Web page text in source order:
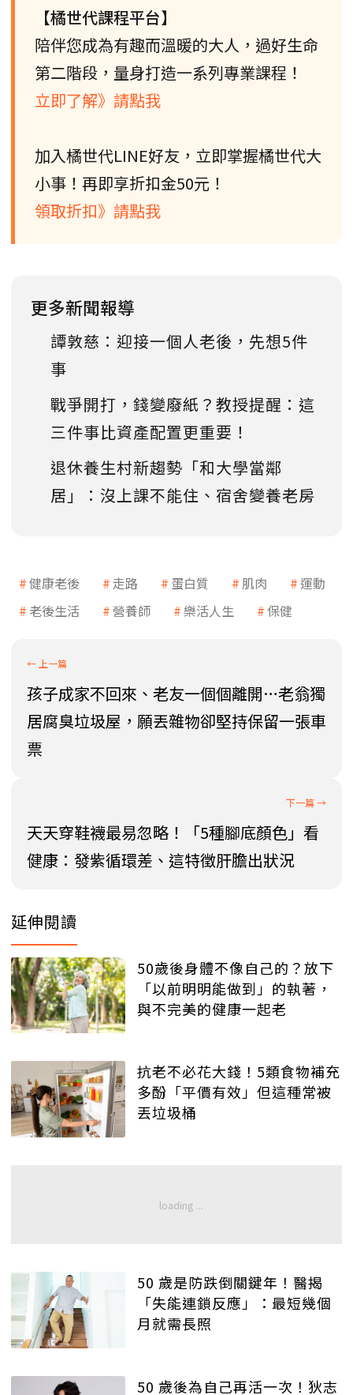
【橘世代課程平台】
陪伴您成為有趣而溫暖的大人，過好生命
第二階段，量身打造一系列專業課程！
立即了解》請點我
加入橘世代LINE好友，立即掌握橘世代大
小事！再即享折扣金50元！
領取折扣》請點我
更多新聞報導
譚敦慈：迎接一個人老後，先想5件
事
戰爭開打，錢變廢紙？教授提醒：這
三件事比資產配置更重要！
退休養生村新趨勢「和大學當鄰
居」：沒上課不能住、宿舍變養老房
健康老後 走路 蛋白質 肌肉
運動
老後生活
營養師 樂活人生 保健
孩子成家不回來、老友一個個離開…老翁獨
居腐臭垃圾屋，願丟雜物卻堅持保留一張車
票
天天穿鞋襪最易忽略！「5種腳底顏色」看
健康：發紫循環差、這特徵肝膽出狀況
延伸閱讀
50歲後身體不像自己的？放下
「以前明明能做到」的執著，
與不完美的健康一起老
抗老不必花大錢！5類食物補充
多酚「平價有效」但這種常被
丟垃圾桶
50 歲是防跌倒關鍵年！醫揭
「失能連鎖反應」：最短幾個
月就需長照
50 歲後為自己再活一次！狄志